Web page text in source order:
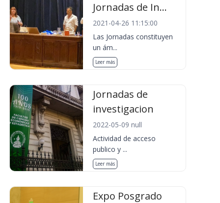
Jornadas de In...
2021-04-26 11:15:00
Las Jornadas constituyen
un ám...
Leer más
Jornadas de
investigacion
2022-05-09 null
Actividad de acceso
publico y ...
Leer más
Expo Posgrado